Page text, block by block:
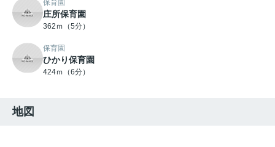
保育園
庄所保育園
362ｍ（5分）
保育園
ひかり保育園
424ｍ（6分）
地図